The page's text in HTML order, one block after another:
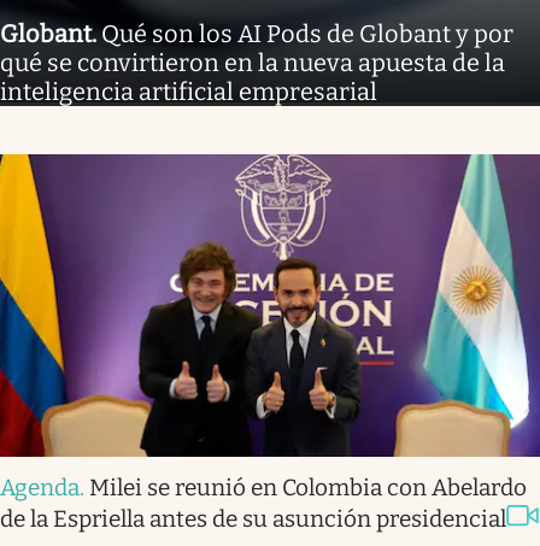
Globant.Qué son los AI Pods de Globant y por
qué se convirtieron en la nueva apuesta de la
inteligencia artificial empresarial
Agenda. Milei se reunió en Colombia con Abelardo
de la Espriella antes de su asunción presidencial